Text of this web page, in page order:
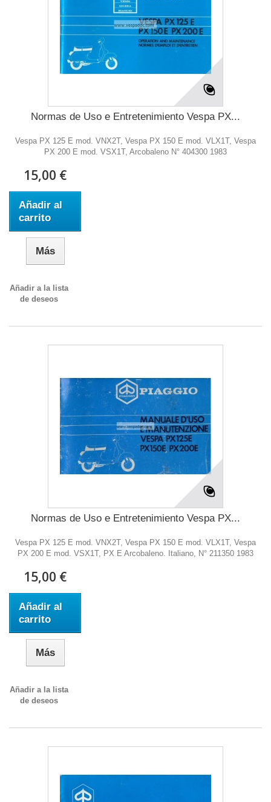
Normas de Uso e Entretenimiento Vespa PX...
Vespa PX 125 E mod. VNX2T, Vespa PX 150 E mod. VLX1T, Vespa
PX 200 E mod. VSX1T, Arcobaleno N° 404300 1983
15,00 €
Añadir al
carrito
Más
Añadir a la lista
de deseos
Normas de Uso e Entretenimiento Vespa PX...
Vespa PX 125 E mod. VNX2T, Vespa PX 150 E mod. VLX1T, Vespa
PX 200 E mod. VSX1T, PX E Arcobaleno. Italiano, N° 211350 1983
15,00 €
Añadir al
carrito
Más
Añadir a la lista
de deseos